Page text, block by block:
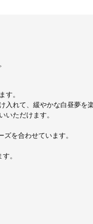
す。
れて、緩やかな白昼夢を楽
ただけます。
を合わせています。
。